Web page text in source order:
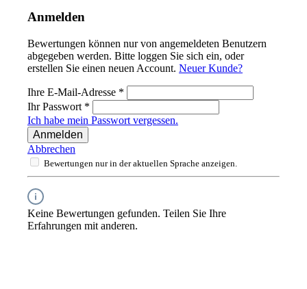
Anmelden
Bewertungen können nur von angemeldeten Benutzern
abgegeben werden. Bitte loggen Sie sich ein, oder
erstellen Sie einen neuen Account. Neuer Kunde?
Ihre E-Mail-Adresse *
Ihr Passwort *
Ich habe mein Passwort vergessen.
Anmelden
Abbrechen
Bewertungen nur in der aktuellen Sprache anzeigen.
Keine Bewertungen gefunden. Teilen Sie Ihre
Erfahrungen mit anderen.